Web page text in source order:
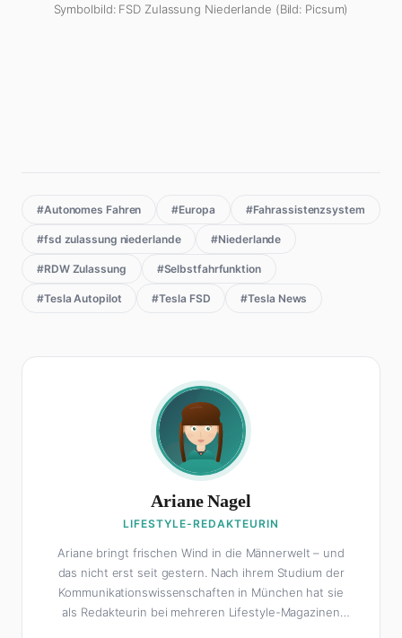
Symbolbild: FSD Zulassung Niederlande (Bild: Picsum)
#Autonomes Fahren #Europa #Fahrassistenzsystem
#fsd zulassung niederlande #Niederlande
#RDW Zulassung #Selbstfahrfunktion
#Tesla Autopilot #Tesla FSD #Tesla News
Ariane Nagel
LIFESTYLE-REDAKTEURIN
Ariane bringt frischen Wind in die Männerwelt – und
das nicht erst seit gestern. Nach ihrem Studium der
Kommunikationswissenschaften in München hat sie
als Redakteurin bei mehreren Lifestyle-Magazinen